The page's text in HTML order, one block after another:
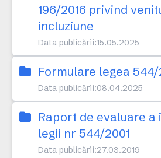
196/2016 privind
incluziune
Data publicării:15.05.2025
Formulare legea 544/
Data publicării:08.04.2025
Raport de evaluare
legii nr 544/2001
Data publicării:27.03.2019